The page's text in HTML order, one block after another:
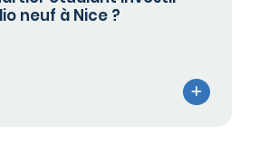
neuf à Nice ?